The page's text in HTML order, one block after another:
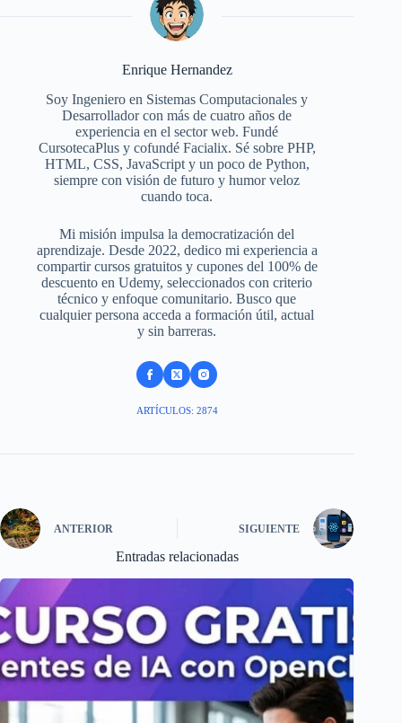
Enrique Hernandez
Soy Ingeniero en Sistemas Computacionales y
Desarrollador con más de cuatro años de
experiencia en el sector web. Fundé
CursotecaPlus y cofundé Facialix. Sé sobre PHP,
HTML, CSS, JavaScript y un poco de Python,
siempre con visión de futuro y humor veloz
cuando toca.
Mi misión impulsa la democratización del
aprendizaje. Desde 2022, dedico mi experiencia a
compartir cursos gratuitos y cupones del 100% de
descuento en Udemy, seleccionados con criterio
técnico y enfoque comunitario. Busco que
cualquier persona acceda a formación útil, actual
y sin barreras.
ARTÍCULOS: 2874
ANTERIOR SIGUIENTE
Entradas relacionadas